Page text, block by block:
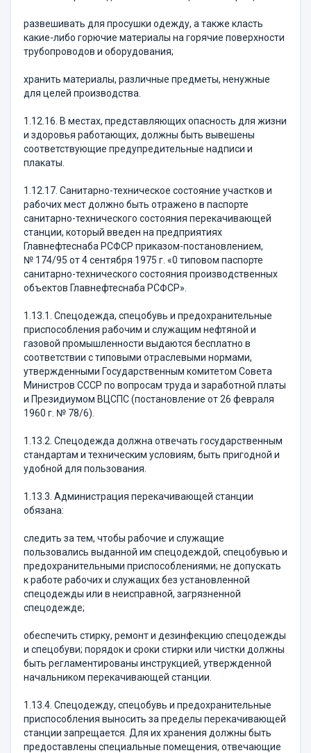
развешивать для просушки одежду, а также класть
какие-либо горючие материалы на горячие поверхности
трубопроводов и оборудования;
хранить материалы, различные предметы, ненужные
для целей производства.
1.12.16. В местах, представляющих опасность для жизни
и здоровья работающих, должны быть вывешены
соответствующие предупредительные надписи и
плакаты.
1.12.17. Санитарно-техническое состояние участков и
рабочих мест должно быть отражено в паспорте
санитарно-технического состояния перекачивающей
станции, который введен на предприятиях
Главнефтеснаба РСФСР приказом-постановлением,
№ 174/95 от 4 сентября 1975 г. «0 типовом паспорте
санитарно-технического состояния производственных
объектов Главнефтеснаба РСФСР».
1.13.1. Спецодежда, спецобувь и предохранительные
приспособления рабочим и служащим нефтяной и
газовой промышленности выдаются бесплатно в
соответствии с типовыми отраслевыми нормами,
утвержденными Государственным комитетом Совета
Министров СССР по вопросам труда и заработной платы
и Президиумом ВЦСПС (постановление от 26 февраля
1960 г. № 78/6).
1.13.2. Спецодежда должна отвечать государственным
стандартам и техническим условиям, быть пригодной и
удобной для пользования.
1.13.3. Администрация перекачивающей станции
обязана:
следить за тем, чтобы рабочие и служащие
пользовались выданной им спецодеждой, спецобувью и
предохранительными приспособлениями; не допускать
к работе рабочих и служащих без установленной
спецодежды или в неисправной, загрязненной
спецодежде;
обеспечить стирку, ремонт и дезинфекцию спецодежды
и спецобуви; порядок и сроки стирки или чистки должны
быть регламентированы инструкцией, утвержденной
начальником перекачивающей станции.
1.13.4. Спецодежду, спецобувь и предохранительные
приспособления выносить за пределы перекачивающей
станции запрещается. Для их хранения должны быть
предоставлены специальные помещения, отвечающие